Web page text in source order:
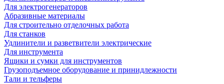
Для электрогенераторов
Абразивные материалы
Для строительно отделочных работа
Для станков
Удлинители и разветвители электрические
Для инструмента
Ящики и сумки для инструментов
Грузоподъемное оборудование и принидлежности
Тали и тельферы